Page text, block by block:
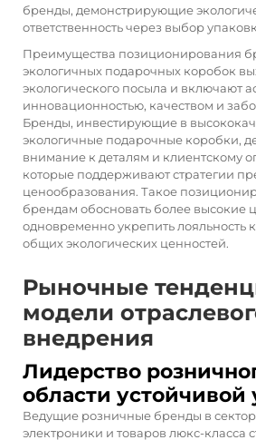
бренды, демонстрирующие
ответственность через выбор
Преимущества позиционирования
экологичных подарочных коробок
экологического посыла и включают
инновационностью, качеством и
Бренды, инвестирующие в
экологичные подарочные коробки,
внимание к деталям и клиентскому
которые поддерживают стратегии
ценообразования. Такое
брендам обосновать более высокие
одновременно укрепить лояльность
общих экологических ценностей.
Рыночные
модели
внедрения
Лидерство
области устойчивой
Ведущие розничные бренды в
электроники и товаров люкс-класса